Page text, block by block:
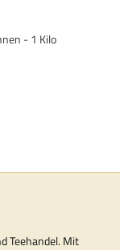
- 1 Kilo
Teehandel. Mit